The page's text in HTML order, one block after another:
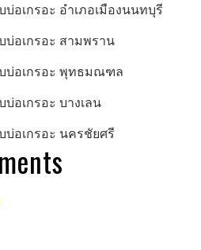
อเกรอะ อำเภอเมืองนนทบุรี
อเกรอะ สามพราน
บ่อเกรอะ พุทธมณฑล
อเกรอะ บางเลน
อเกรอะ นครชัยศรี